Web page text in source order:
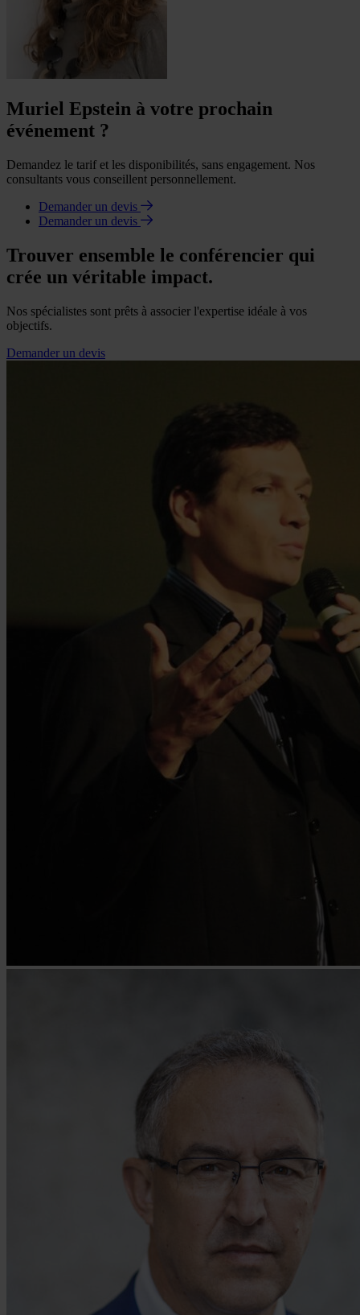
Muriel Epstein à votre prochain
événement ?
Demandez le tarif et les disponibilités, sans engagement. Nos
consultants vous conseillent personnellement.
Demander un devis
Demander un devis
Trouver ensemble le conférencier qui
crée un véritable impact.
Nos spécialistes sont prêts à associer l'expertise idéale à vos
objectifs.
Demander un devis